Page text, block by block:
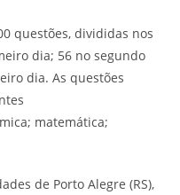
questões, divididas nos
dia; 56 no segundo
dia. As questões
matemática;
de Porto Alegre (RS),